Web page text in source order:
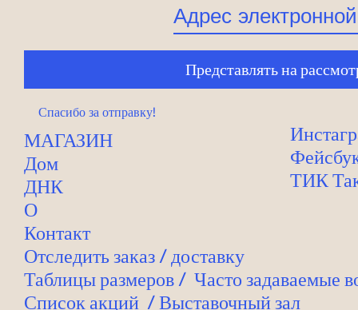
МАГАЗИН
Дом
ДНК
О
Контакт
ТИК
Представлять на
Спасибо за отправку!
Отследить заказ / доставку
Таблицы размеров / Часто задаваемые
Список акций /Выставочный зал